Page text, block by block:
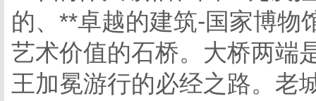
的、**卓越的建筑-国家博物
艺术价值的石桥。大桥两端
王加冕游行的必经之路。老